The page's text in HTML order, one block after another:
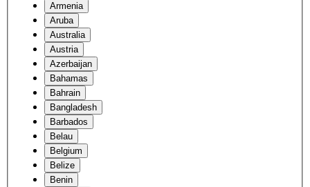
Armenia
Aruba
Australia
Austria
Azerbaijan
Bahamas
Bahrain
Bangladesh
Barbados
Belau
Belgium
Belize
Benin